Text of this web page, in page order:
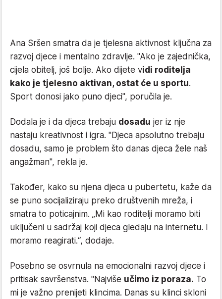
Ana Sršen smatra da je tjelesna aktivnost ključna za
razvoj djece i mentalno zdravlje. "Ako je zajednička,
cijela obitelj, još bolje. Ako dijete vidi roditelja
kako je tjelesno aktivan, ostat će u sportu.
Sport donosi jako puno djeci", poručila je.
Dodala je i da djeca trebaju dosadu jer iz nje
nastaju kreativnost i igra. "Djeca apsolutno trebaju
dosadu, samo je problem što danas djeca žele naš
angažman", rekla je.
Također, kako su njena djeca u pubertetu, kaže da
se puno socijaliziraju preko društvenih mreža, i
smatra to poticajnim. „Mi kao roditelji moramo biti
uključeni u sadržaj koji djeca gledaju na internetu. I
moramo reagirati.“, dodaje.
Posebno se osvrnula na emocionalni razvoj djece i
pritisak savršenstva. "Najviše učimo iz poraza. To
mi je važno prenijeti klincima. Danas su klinci skloni